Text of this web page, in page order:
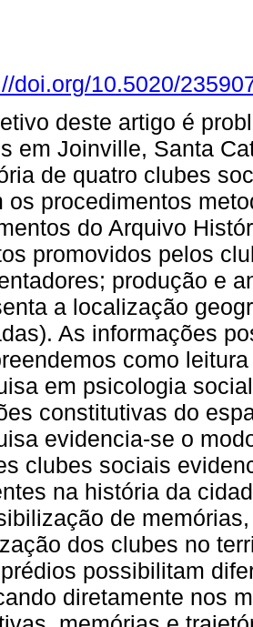
doi.org/10.5020/
deste artigo é
em Joinville, Santa
de quatro clubes
os procedimentos
do Arquivo
promovidos pelos
produção e
a localização
As informações
como
em psicologia
constitutivas do
evidencia-se o
clubes sociais
na história da
de
dos clubes no
possibilitam
diretamente nos